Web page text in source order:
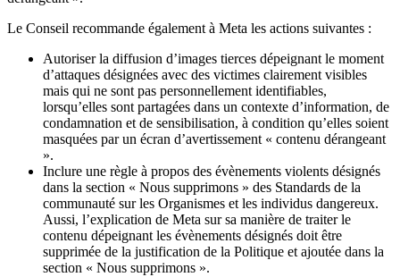
Le Conseil recommande également à Meta les actions suivantes :
Autoriser la diffusion d’images tierces dépeignant le moment
d’attaques désignées avec des victimes clairement visibles
mais qui ne sont pas personnellement identifiables,
lorsqu’elles sont partagées dans un contexte d’information, de
condamnation et de sensibilisation, à condition qu’elles soient
masquées par un écran d’avertissement « contenu dérangeant
».
Inclure une règle à propos des évènements violents désignés
dans la section « Nous supprimons » des Standards de la
communauté sur les Organismes et les individus dangereux.
Aussi, l’explication de Meta sur sa manière de traiter le
contenu dépeignant les évènements désignés doit être
supprimée de la justification de la Politique et ajoutée dans la
section « Nous supprimons ».